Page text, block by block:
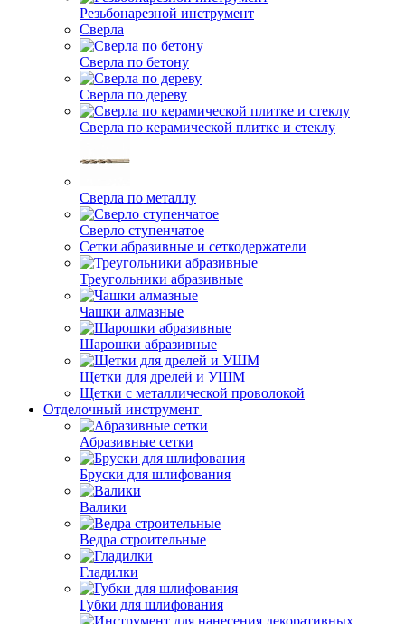
Резьбонарезной инструмент
Сверла
Сверла по бетону
Сверла по дереву
Сверла по керамической плитке и стеклу
Сверла по металлу
Сверло ступенчатое
Сетки абразивные и сеткодержатели
Треугольники абразивные
Чашки алмазные
Шарошки абразивные
Щетки для дрелей и УШМ
Щетки с металлической проволокой
Отделочный инструмент
Абразивные сетки
Бруски для шлифования
Валики
Ведра строительные
Гладилки
Губки для шлифования